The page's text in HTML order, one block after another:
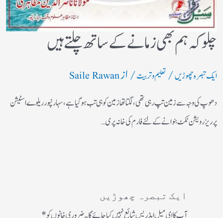
چلو کہ ہم بھی زمانے کے ساتھ چلتے ہیں
ایک تبصرہ چھوڑیں/ تعلیم و تربیت/ ازSaile Rawan
دھوپ کی وجہ سے زمین تپ رہی تھی، لگتا تھازمین کوہی تب ہوگیا ہے، سہارنپورریلوے اسٹیشن
پرریزرویشن ٹکٹ بنوانے کے لئے فارم کی خانہ پری…
ایک تبصرہ چھوڑیں